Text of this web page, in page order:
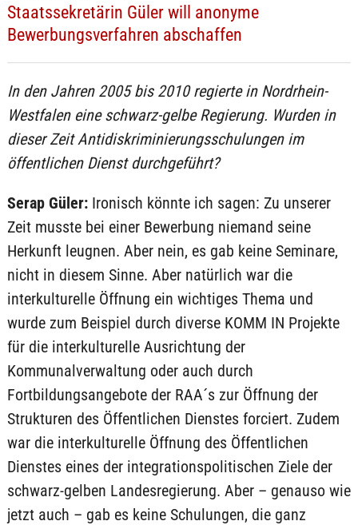
Staatssekretärin Güler will anonyme
Bewerbungsverfahren abschaffen
In den Jahren 2005 bis 2010 regierte in Nordrhein-
Westfalen eine schwarz-gelbe Regierung. Wurden in
dieser Zeit Antidiskriminierungsschulungen im
öffentlichen Dienst durchgeführt?
Serap Güler:Ironisch könnte ich sagen: Zu unserer
Zeit musste bei einer Bewerbung niemand seine
Herkunft leugnen. Aber nein, es gab keine Seminare,
nicht in diesem Sinne. Aber natürlich war die
interkulturelle Öffnung ein wichtiges Thema und
wurde zum Beispiel durch diverse KOMM IN Projekte
für die interkulturelle Ausrichtung der
Kommunalverwaltung oder auch durch
Fortbildungsangebote der RAA´s zur Öffnung der
Strukturen des Öffentlichen Dienstes forciert. Zudem
war die interkulturelle Öffnung des Öffentlichen
Dienstes eines der integrationspolitischen Ziele der
schwarz-gelben Landesregierung. Aber – genauso wie
jetzt auch – gab es keine Schulungen, die ganz